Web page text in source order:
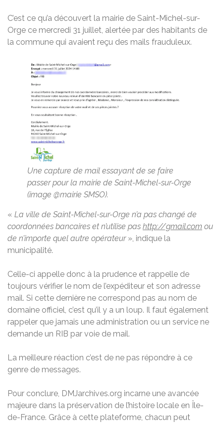
C’est ce qu’a découvert la mairie de Saint-Michel-sur-
Orge ce mercredi 31 juillet, alertée par des habitants de
la commune qui avaient reçu des mails frauduleux.
Une capture de mail essayant de se faire
passer pour la mairie de Saint-Michel-sur-Orge
(image @mairie SMSO).
« La ville de Saint-Michel-sur-Orge n’a pas changé de
coordonnées bancaires et n’utilise pas http://gmail.com ou
de n’importe quel autre opérateur», indique la
municipalité.
Celle-ci appelle donc à la prudence et rappelle de
toujours vérifier le nom de l’expéditeur et son adresse
mail. Si cette dernière ne correspond pas au nom de
domaine officiel, c’est qu’il y a un loup. Il faut également
rappeler que jamais une administration ou un service ne
demande un RIB par voie de mail.
La meilleure réaction c’est de ne pas répondre à ce
genre de messages.
Pour conclure, DMJarchives.org incarne une avancée
majeure dans la préservation de l’histoire locale en Île-
de-France. Grâce à cette plateforme, chacun peut